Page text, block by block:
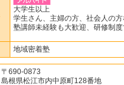
大学生以上
学生さん、主婦の方、社会人の
塾講師未経験も大歓迎、研修制
地域密着塾
〒690-0873
島根県松江市内中原町128番地